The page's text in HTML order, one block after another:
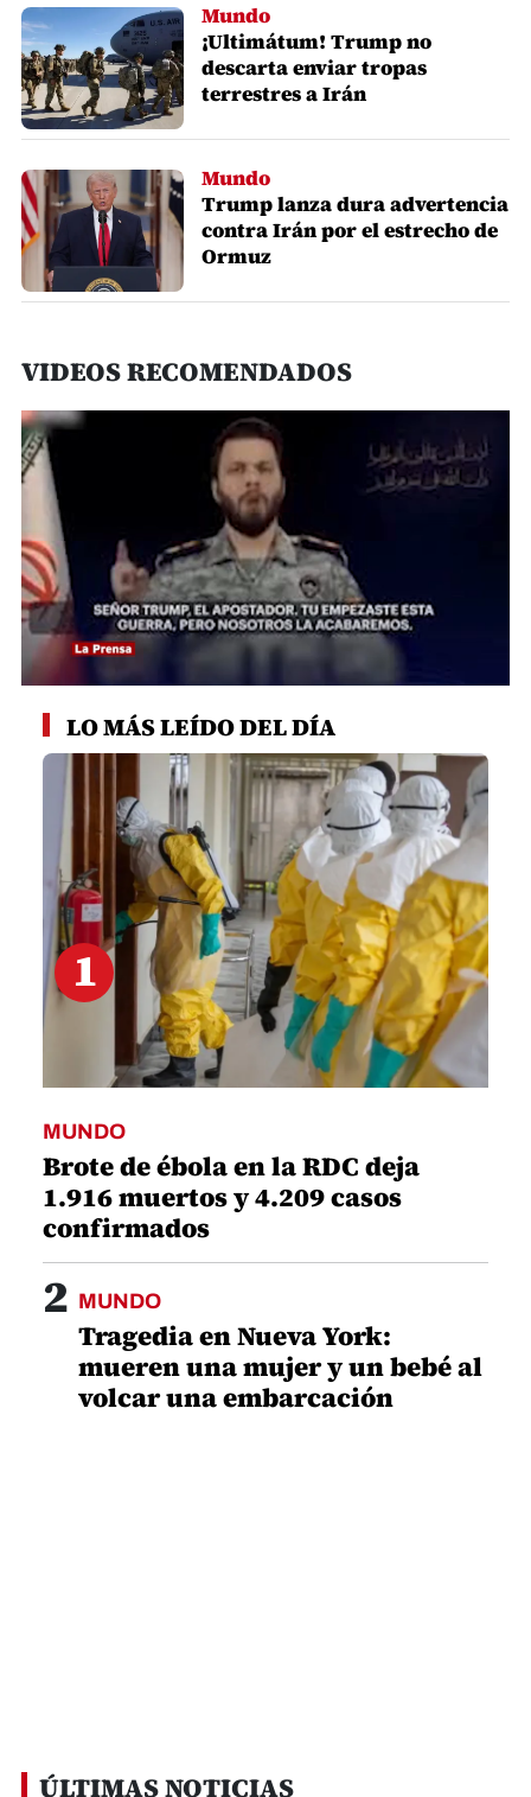
Mundo
¡Ultimátum! Trump no
descarta enviar tropas
terrestres a Irán
Mundo
Trump lanza dura advertencia
contra Irán por el estrecho de
Ormuz
VIDEOS RECOMENDADOS
secondsLO MÁS LEÍDO DEL DÍA
1
MUNDO
Brote de ébola en la RDC deja
1.916 muertos y 4.209 casos
confirmados
2 MUNDO
Tragedia en Nueva York:
mueren una mujer y un bebé al
volcar una embarcación
ÚLTIMAS NOTICIAS